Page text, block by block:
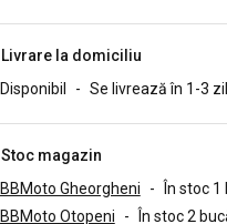
Livrare la domiciliu
Disponibil
- Se livrează în 1-3
Stoc magazin
BBMoto Gheorgheni
-
În stoc
BBMoto Otopeni
-
În stoc 2